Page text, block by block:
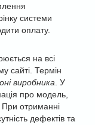
системи
оплату.
на всі
сайті. Термін
виробника. У
про модель,
При отриманні
дефектів та